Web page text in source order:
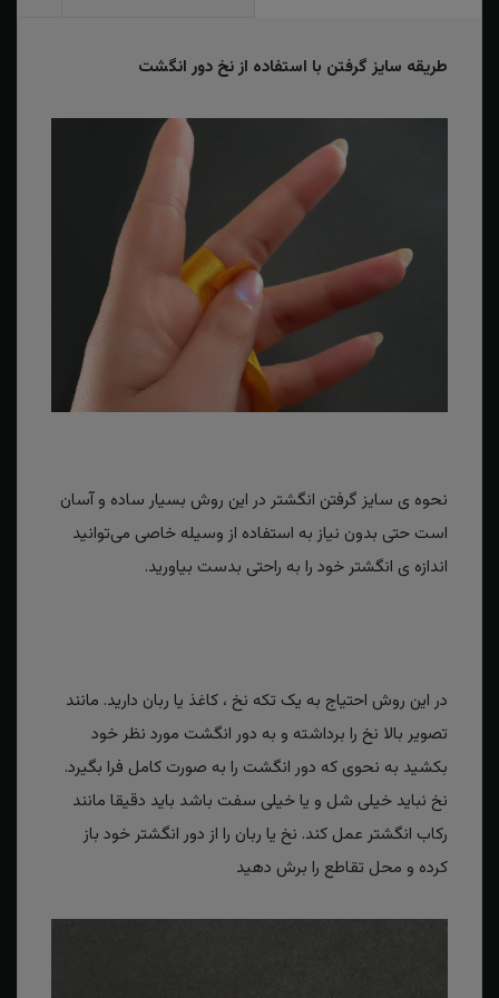
طریقه سایز گرفتن با استفاده از نخ دور انگشت
نحوه ی سایز گرفتن انگشتر در این روش بسیار ساده و آسان
است حتی بدون نیاز به استفاده از وسیله خاصی می‌توانید
اندازه ی انگشتر خود را به راحتی بدست بیاورید.
در این روش احتیاج به یک تکه نخ ، کاغذ یا ربان دارید. مانند
تصویر بالا نخ را برداشته و به دور انگشت مورد نظر خود
بکشید به نحوی که دور انگشت را به صورت کامل فرا بگیرد.
نخ نباید خیلی شل و یا خیلی سفت باشد باید دقیقا مانند
رکاب انگشتر عمل کند. نخ یا ربان را از دور انگشتر خود باز
کرده و محل تقاطع را برش دهید